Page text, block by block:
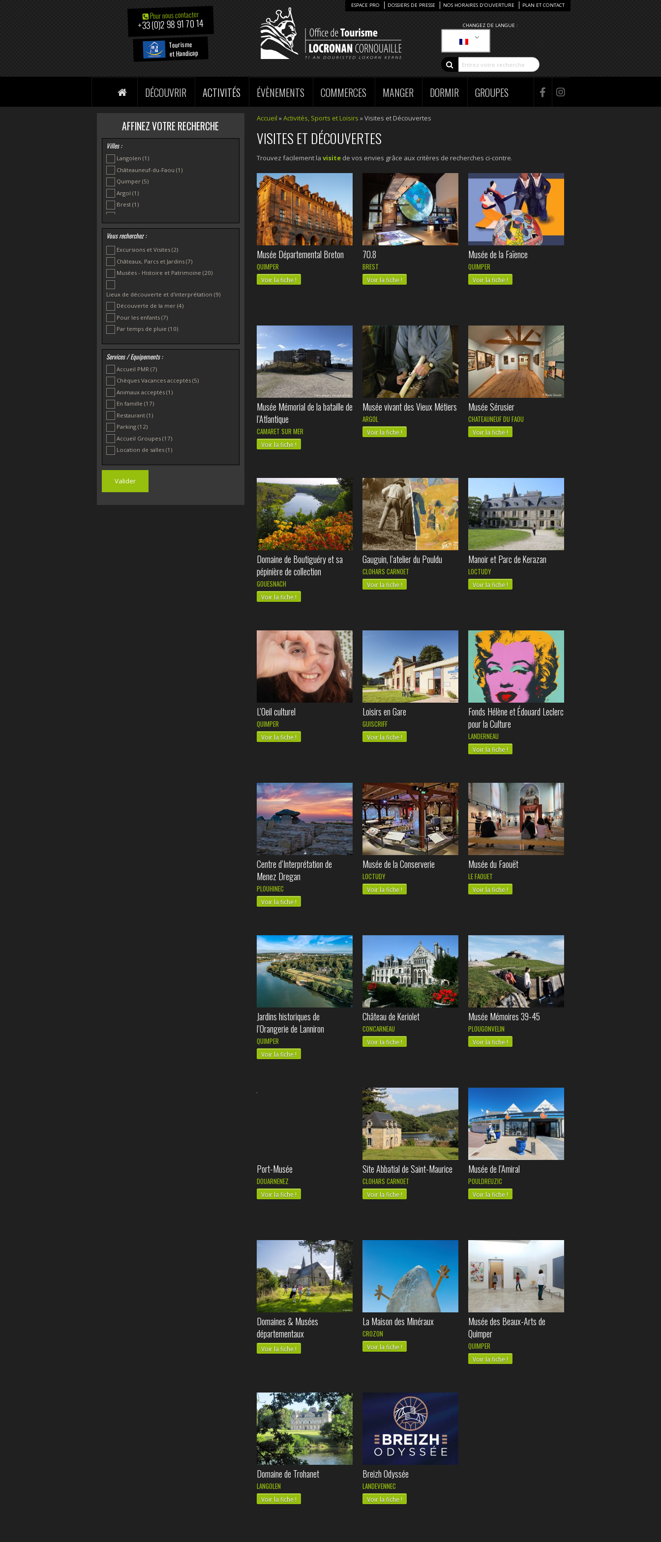
Pour nous contacter
+33 (0)2 98 91 70 14
Tourisme
et Handicap
CHANGEZ DE LANGUE :
ESPACE PRO DOSSIERS DE PRESSE NOS HORAIRES D’OUVERTURE PLAN ET CONTACT
DÉCOUVRIR ACTIVITÉS ÉVÈNEMENTS COMMERCES MANGER DORMIR GROUPES
AFFINEZ VOTRE RECHERCHE
Villes :
Langolen (1)
Châteauneuf-du-Faou (1)
Quimper (5)
Argol (1)
Brest (1)
Clohars Carnoët(2)
Concarneau
Crozon(1)
Douarnenez(1)
Gouesnac'h(1)
Landerneau(1)
Landévennec(1)
Le Faouët(1)
Loctudy(2)
Plougonvelin(1)
Plouhinec(1)
Pouldreuzic (1)
Vous recherchez :
Excursions et Visites (2)
Châteaux, Parcs et Jardins (7)
Musées - Histoire et Patrimoine (20)
Lieux de découverte et d'interprétation (9)
Découverte de la mer (4)
Pour les enfants (7)
Par temps de pluie (10)
Services / Equipements :
Accueil PMR (7)
Chèques Vacances acceptés (5)
Animaux acceptés (1)
En famille (17)
Restaurant (1)
Parking (12)
Accueil Groupes (17)
Location de salles (1)
Accueil »Activités, Sports et Loisirs »Visites et Découvertes
VISITES ET DÉCOUVERTES
Trouvez facilement la visitede vos envies grâce aux critères de recherches ci-contre.
Musée Départemental Breton
QUIMPER
Voir la fiche !
70.8
BREST
Voir la fiche !
Musée de la Faïence
QUIMPER
Voir la fiche !
Musée Mémorial de la bataille de
l’Atlantique
CAMARET SUR MER
Voir la fiche !
Musée vivant des Vieux Métiers
ARGOL
Voir la fiche !
Musée Sérusier
CHATEAUNEUF DU FAOU
Voir la fiche !
Domaine de Boutiguéry et sa
pépinière de collection
GOUESNACH
Voir la fiche !
Gauguin, l’atelier du Pouldu
CLOHARS CARNOET
Voir la fiche !
Manoir et Parc de Kerazan
LOCTUDY
Voir la fiche !
L’Oeil culturel
QUIMPER
Voir la fiche !
Loisirs en Gare
GUISCRIFF
Voir la fiche !
Fonds Hélène et Édouard Leclerc
pour la Culture
LANDERNEAU
Voir la fiche !
Centre d’Interprétation de
Menez Dregan
PLOUHINEC
Voir la fiche !
Musée de la Conserverie
LOCTUDY
Voir la fiche !
Musée du Faouët
LE FAOUET
Voir la fiche !
Jardins historiques de
l’Orangerie de Lanniron
QUIMPER
Voir la fiche !
Château de Keriolet
CONCARNEAU
Voir la fiche !
Musée Mémoires 39-45
PLOUGONVELIN
Voir la fiche !
Port-Musée
DOUARNENEZ
Voir la fiche !
Site Abbatial de Saint-Maurice
CLOHARS CARNOET
Voir la fiche !
Musée de l’Amiral
POULDREUZIC
Voir la fiche !
Domaines & Musées
départementaux
Voir la fiche !
La Maison des Minéraux
CROZON
Voir la fiche !
Musée des Beaux-Arts de
Quimper
QUIMPER
Voir la fiche !
Domaine de Trohanet
LANGOLEN
Voir la fiche !
Breizh Odyssée
LANDEVENNEC
Voir la fiche !